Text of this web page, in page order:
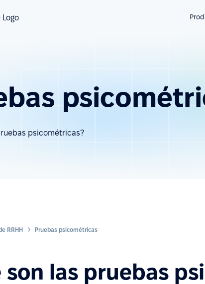
psicométricas?
RRHH Pruebas psicométricas
son las pruebas